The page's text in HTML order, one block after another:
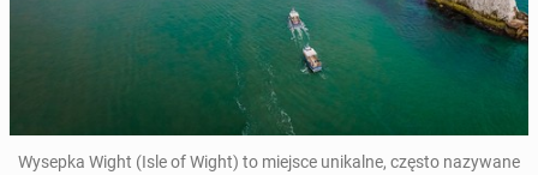
Wysepka Wight (Isle of Wight) to miejsce unikalne, często nazy­wane